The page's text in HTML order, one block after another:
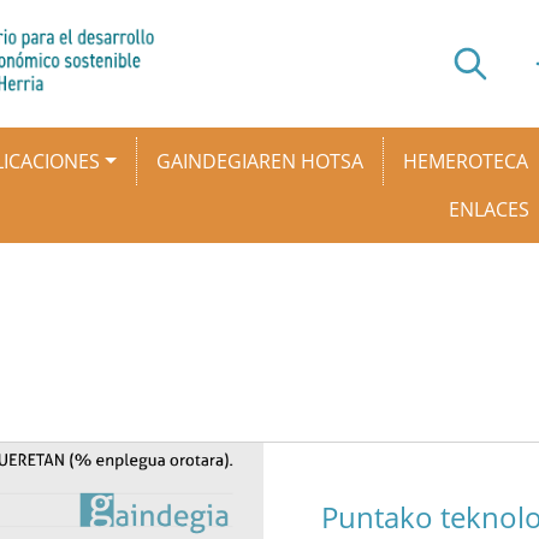
GAINDEGIAREN HOTSA
HEMEROTECA
ENLACES
Puntako